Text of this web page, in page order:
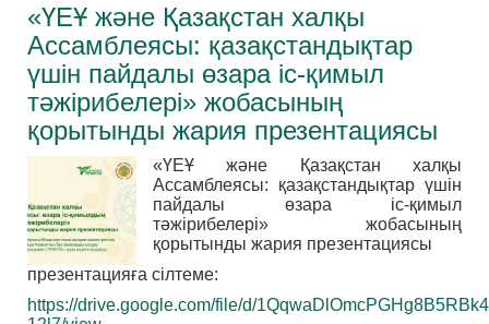
форматам
мероприятий
на
YouTube-
канале
ТРИНТА
ЧФ
«ҮЕҰ және Қазақстан халқы
Ассамблеясы: қазақстандықтар
үшін пайдалы өзара іс-қимыл
тәжірибелері» жобасының
қорытынды жария презентациясы
«ҮЕҰ және Қазақстан халқы
Ассамблеясы: қазақстандықтар үшін
пайдалы өзара іс-қимыл
тәжірибелері» жобасының
қорытынды жария презентациясы
презентацияға сілтеме:
https://drive.google.com/file/d/